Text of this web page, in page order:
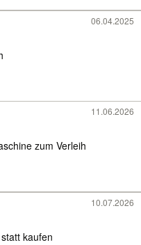
06.04.2025
11.06.2026
Kabelverlegemaschine zum Verleih
10.07.2026
kaufen